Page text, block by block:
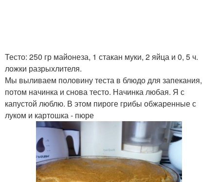
Тесто: 250 гр майонеза, 1 стакан муки, 2 яйца и 0, 5 ч.
ложки разрыхлителя.
Мы выливаем половину теста в блюдо для запекания,
потом начинка и снова тесто. Начинка любая. Я с
капустой люблю. В этом пироге грибы обжаренные с
луком и картошка - пюре